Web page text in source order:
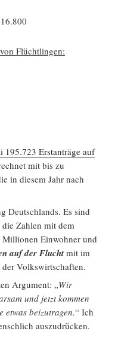
Flüchtlingen:
195.723 Erstanträge auf
mit bis zu
in diesem Jahr nach
Deutschlands. Es sind
Zahlen mit dem
Einwohner und
auf der Fluchtmit im
Volkswirtschaften.
Argument: „Wir
und jetzt kommen
beizutragen.“ Ich
auszudrücken.